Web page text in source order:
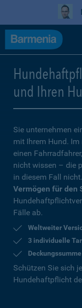
und Ihren
Sie unternehmen
mit Ihrem Hund.
einen
nicht wissen – die
in diesem Fall
Vermögen für den
Fälle ab.
Weltweiter
3 individuelle
Schützen Sie sich
Hundehaftpflicht